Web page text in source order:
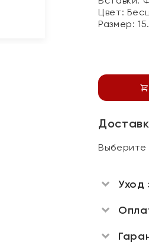
Цвет:
Размер:
Выберите
Уход